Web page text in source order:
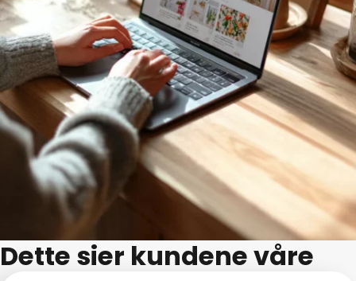
Dette sier kundene våre